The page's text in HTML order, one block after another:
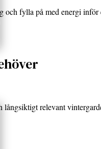
och fylla på med energi
relevant